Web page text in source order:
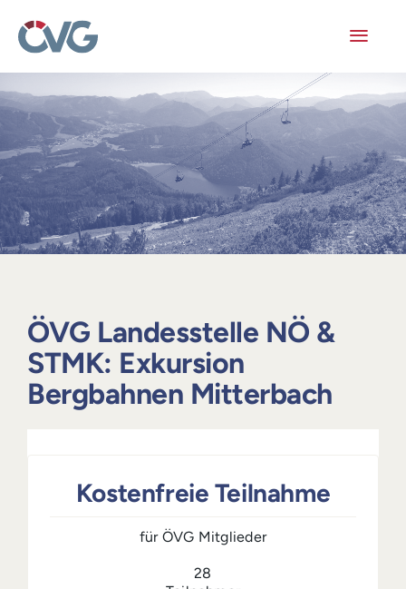
content
Mitglieder
Veranstaltungen
Arbeitskreise
Publikationen
Info
Login
ÖVG Landesstelle NÖ &
STMK: Exkursion
Bergbahnen Mitterbach
Kostenfreie Teilnahme
für ÖVG Mitglieder
28